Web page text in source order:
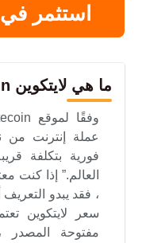
استثمر
ما هي لايتكوين Litecoin؟
عملة إنترنت من
فورية بتكلفة
، فقد يبدو
مفتوحة المصدر